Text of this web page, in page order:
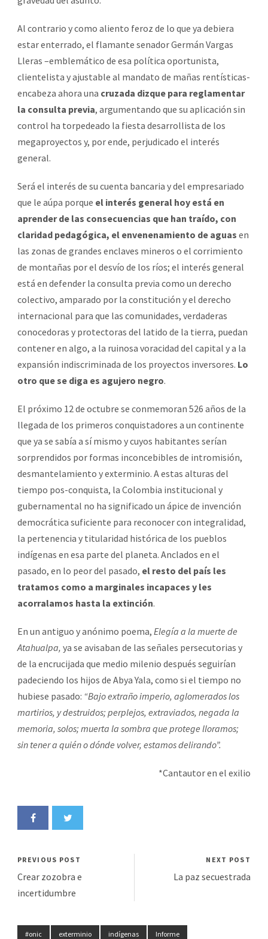
Al contrario y como aliento feroz de lo que ya debiera
estar enterrado, el flamante senador Germán Vargas
Lleras –emblemático de esa política oportunista,
clientelista y ajustable al mandato de mañas rentísticas-
encabeza ahora una cruzada dizque para reglamentar
la consulta previa, argumentando que su aplicación sin
control ha torpedeado la fiesta desarrollista de los
megaproyectos y, por ende, perjudicado el interés
general.
Será el interés de su cuenta bancaria y del empresariado
que le aúpa porque el interés general hoy está en
aprender de las consecuencias que han traído, con
claridad pedagógica, el envenenamiento de aguas en
las zonas de grandes enclaves mineros o el corrimiento
de montañas por el desvío de los ríos; el interés general
está en defender la consulta previa como un derecho
colectivo, amparado por la constitución y el derecho
internacional para que las comunidades, verdaderas
conocedoras y protectoras del latido de la tierra, puedan
contener en algo, a la ruinosa voracidad del capital y a la
expansión indiscriminada de los proyectos inversores. Lo
otro que se diga es agujero negro.
El próximo 12 de octubre se conmemoran 526 años de la
llegada de los primeros conquistadores a un continente
que ya se sabía a sí mismo y cuyos habitantes serían
sorprendidos por formas inconcebibles de intromisión,
desmantelamiento y exterminio. A estas alturas del
tiempo pos-conquista, la Colombia institucional y
gubernamental no ha significado un ápice de invención
democrática suficiente para reconocer con integralidad,
la pertenencia y titularidad histórica de los pueblos
indígenas en esa parte del planeta. Anclados en el
pasado, en lo peor del pasado, el resto del país les
tratamos como a marginales incapaces y les
acorralamos hasta la extinción.
En un antiguo y anónimo poema, Elegía a la muerte de
Atahualpa, ya se avisaban de las señales persecutorias y
de la encrucijada que medio milenio después seguirían
padeciendo los hijos de Abya Yala, como si el tiempo no
hubiese pasado: “Bajo extraño imperio, aglomerados los
martirios, y destruidos; perplejos, extraviados, negada la
memoria, solos; muerta la sombra que protege lloramos;
sin tener a quién o dónde volver, estamos delirando”.
*Cantautor en el exilio
PREVIOUS POST
Crear zozobra e
incertidumbre
NEXT POST
La paz secuestrada
#onic exterminio indígenas Informe